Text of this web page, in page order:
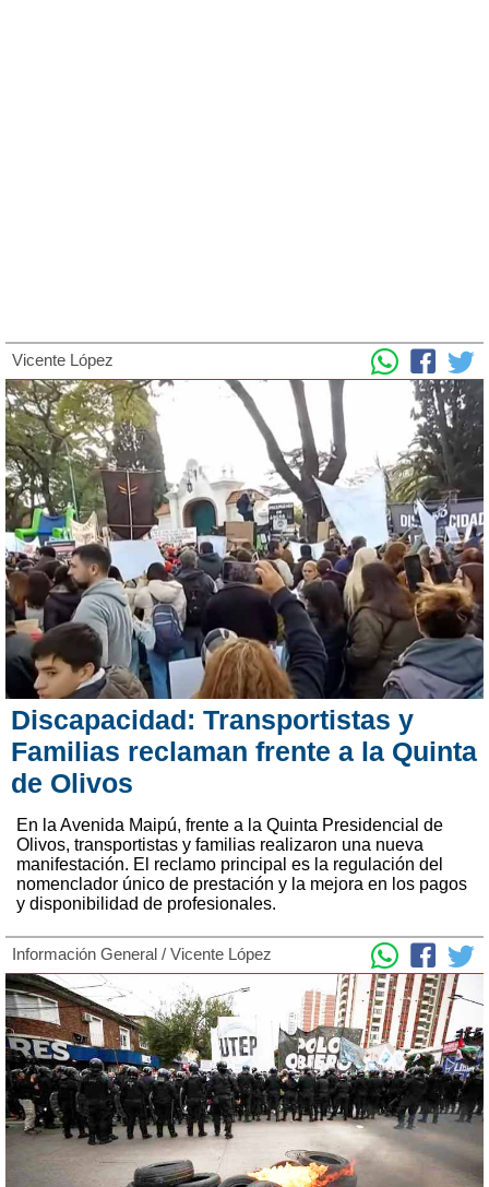
Vicente López
Discapacidad: Transportistas y
Familias reclaman frente a la Quinta
de Olivos
En la Avenida Maipú, frente a la Quinta Presidencial de
Olivos, transportistas y familias realizaron una nueva
manifestación. El reclamo principal es la regulación del
nomenclador único de prestación y la mejora en los pagos
y disponibilidad de profesionales.
Información General / Vicente López